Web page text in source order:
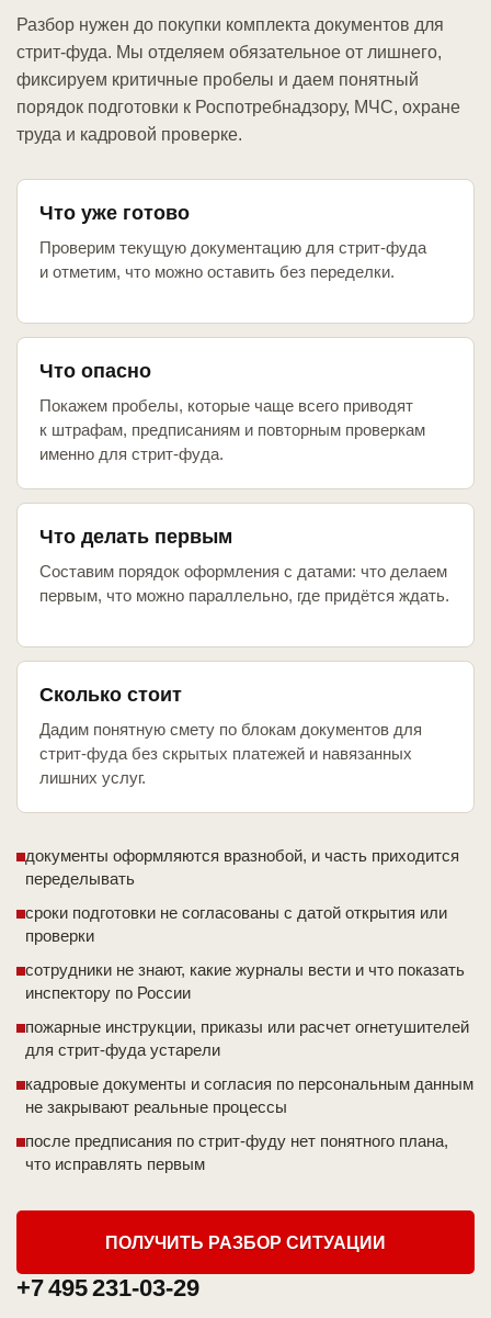
Разбор нужен до покупки комплекта документов для
стрит-фуда. Мы отделяем обязательное от лишнего,
фиксируем критичные пробелы и даем понятный
порядок подготовки к Роспотребнадзору, МЧС, охране
труда и кадровой проверке.
Что уже готово
Проверим текущую документацию для стрит-фуда
и отметим, что можно оставить без переделки.
Что опасно
Покажем пробелы, которые чаще всего приводят
к штрафам, предписаниям и повторным проверкам
именно для стрит-фуда.
Что делать первым
Составим порядок оформления с датами: что делаем
первым, что можно параллельно, где придётся ждать.
Сколько стоит
Дадим понятную смету по блокам документов для
стрит-фуда без скрытых платежей и навязанных
лишних услуг.
документы оформляются вразнобой, и часть приходится
переделывать
сроки подготовки не согласованы с датой открытия или
проверки
сотрудники не знают, какие журналы вести и что показать
инспектору по России
пожарные инструкции, приказы или расчет огнетушителей
для стрит-фуда устарели
кадровые документы и согласия по персональным данным
не закрывают реальные процессы
после предписания по стрит-фуду нет понятного плана,
что исправлять первым
ПОЛУЧИТЬ РАЗБОР СИТУАЦИИ
+7 495 231-03-29